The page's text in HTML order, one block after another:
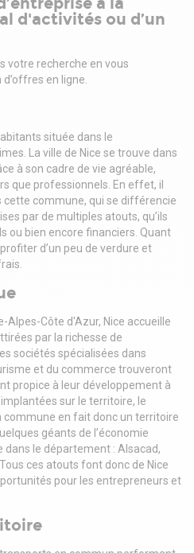
et d'avance
d'activités ou d’un
votre recherche en vous
en ligne.
située dans le
La ville de Nice se trouve dans
à son cadre de vie agréable,
que professionnels. En effet, il
commune, qui se différencie
par de multiples atouts, qu’ils
ou bien encore financiers. Quant
d’un peu de verdure et
Côte d'Azur, Nice accueille
par la richesse de
sociétés spécialisées dans
et du commerce trouveront
propice à leur développement à
sur le territoire, le
commune en fait donc un territoire
géants de l’économie
dans le département : Alsacad,
Tous ces atouts font donc de Nice
pour les entrepreneurs et